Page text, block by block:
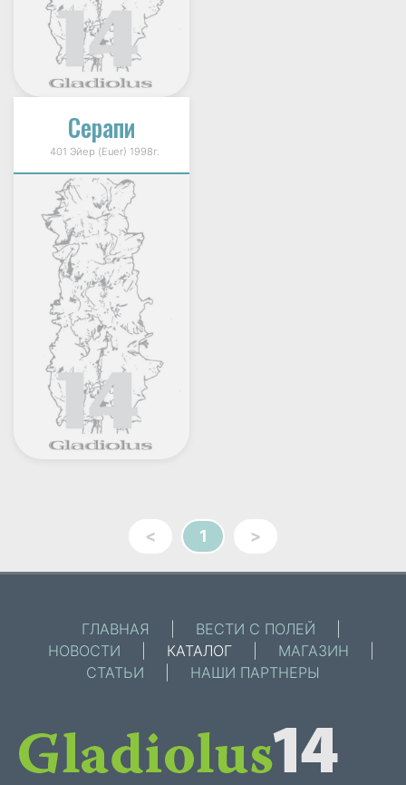
Серапи
401 Эйер (Euer) 1998г.
< 1 >
ГЛАВНАЯ ВЕСТИ С ПОЛЕЙ
НОВОСТИ
КАТАЛОГ МАГАЗИН
СТАТЬИ
НАШИ ПАРТНЕРЫ